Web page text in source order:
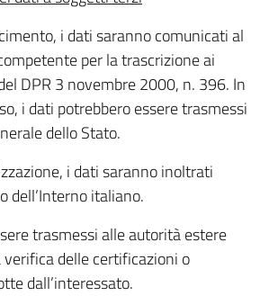
i dati saranno comunicati al
per la trascrizione ai
DPR 3 novembre 2000, n. 396. In
i dati potrebbero essere trasmessi
dello Stato.
i dati saranno inoltrati
dell’Interno italiano.
trasmessi alle autorità estere
delle certificazioni o
dall’interessato.